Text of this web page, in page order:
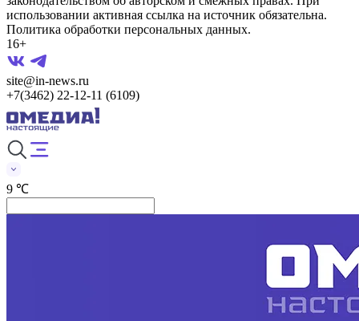
использовании активная ссылка на источник обязательна.
Политика обработки персональных данных.
16+
site@in-news.ru
+7(3462) 22-12-11 (6109)
9 ℃